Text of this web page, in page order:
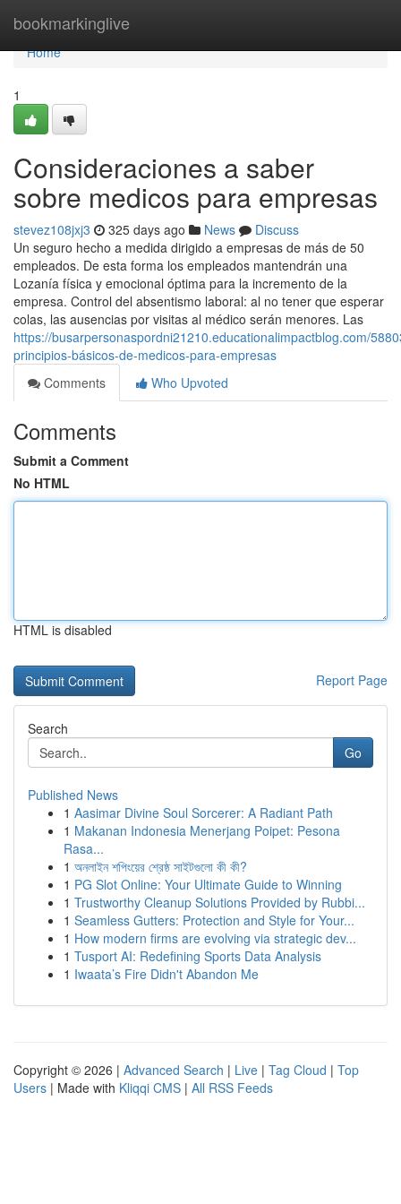
bookmarkinglive
Home
Home
1
Consideraciones a saber
sobre medicos para empresas
stevez108jxj3 325 days ago News
Discuss
Un seguro hecho a medida dirigido a empresas de más de 50
empleados. De esta forma los empleados mantendrán una
Lozanía física y emocional óptima para la incremento de la
empresa. Control del absentismo laboral: al no tener que esperar
colas, las ausencias por visitas al médico serán menores. Las
https://busarpersonaspordni21210.educationalimpactblog.com/
principios-básicos-de-medicos-para-empresas
Comments
Who Upvoted
Comments
Submit a Comment
No HTML
HTML is disabled
Report Page
Search
Go
Published News
1 Aasimar Divine Soul Sorcerer: A Radiant Path
1 Makanan Indonesia Menerjang Poipet: Pesona
Rasa...
1 অনলাইন শপিংয়ের শ্রেষ্ঠ সাইটগুলো কী কী?
1 PG Slot Online: Your Ultimate Guide to Winning
1 Trustworthy Cleanup Solutions Provided by Rubbi...
1 Seamless Gutters: Protection and Style for Your...
1 How modern firms are evolving via strategic dev...
1 Tusport AI: Redefining Sports Data Analysis
1 Iwaata’s Fire Didn't Abandon Me
Copyright © 2026 | Advanced Search | Live | Tag Cloud | Top
Users | Made with Kliqqi CMS | All RSS Feeds